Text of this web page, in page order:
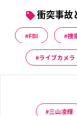
衝突事故
FBI 捜
ライブカメラ
三山凌輝